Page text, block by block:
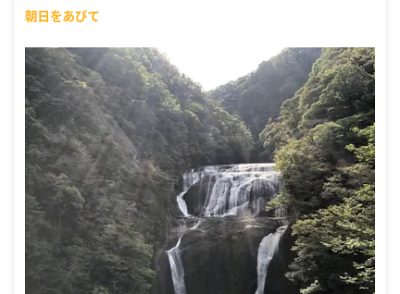
朝日をあびて